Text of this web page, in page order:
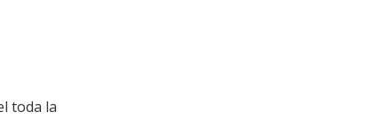
toda la